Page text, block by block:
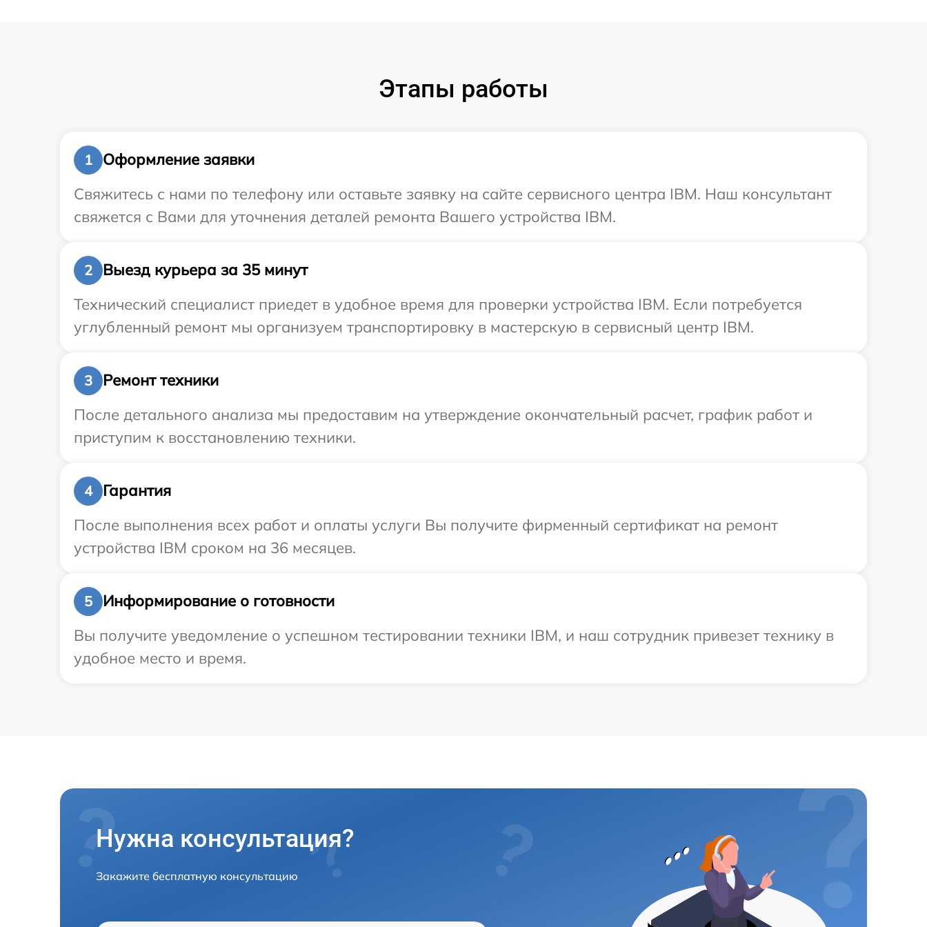
Этапы работы
1
Оформление заявки
Свяжитесь с нами по телефону или оставьте заявку на сайте сервисного центра IBM. Наш консультант
свяжется с Вами для уточнения деталей ремонта Вашего устройства IBM.
2
Выезд курьера за 35 минут
Технический специалист приедет в удобное время для проверки устройства IBM. Если потребуется
углубленный ремонт мы организуем транспортировку в мастерскую в сервисный центр IBM.
3
Ремонт техники
После детального анализа мы предоставим на утверждение окончательный расчет, график работ и
приступим к восстановлению техники.
4
Гарантия
После выполнения всех работ и оплаты услуги Вы получите фирменный сертификат на ремонт
устройства IBM сроком на 36 месяцев.
5
Информирование о готовности
Вы получите уведомление о успешном тестировании техники IBM, и наш сотрудник привезет технику в
удобное место и время.
Нужна консультация?
Закажите бесплатную консультацию